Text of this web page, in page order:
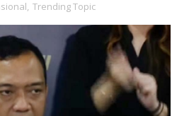
, Trending Topic